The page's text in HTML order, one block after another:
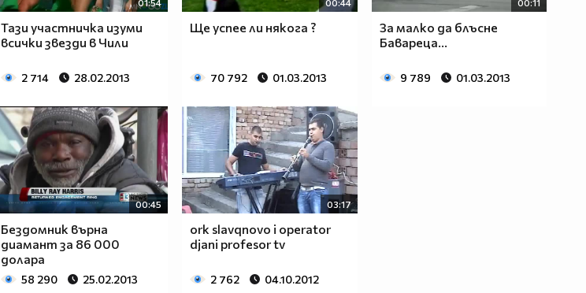
01:54
Тази участничка изуми
всички звезди в Чили
2 714 28.02.2013
00:44
Ще успее ли някога ?
70 792 01.03.2013
00:11
За малко да блъсне
Бавареца...
9 789 01.03.2013
00:45
Бездомник върна
диамант за 86 000
долара
58 290 25.02.2013
03:17
ork slavqnovo i operator
djani profesor tv
2 762 04.10.2012